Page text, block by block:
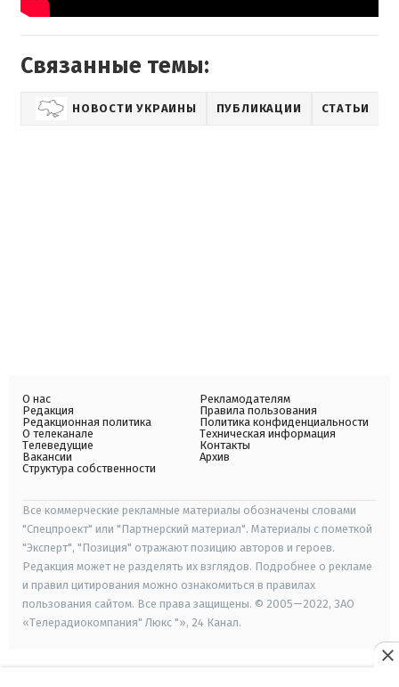
Связанные темы:
НОВОСТИ УКРАИНЫ ПУБЛИКАЦИИ СТАТЬИ
О нас
Редакция
Редакционная политика
О телеканале
Телеведущие
Вакансии
Структура собственности
Рекламодателям
Правила пользования
Политика конфиденциальности
Техническая информация
Контакты
Архив
Все коммерческие рекламные материалы обозначены словами
"Спецпроект" или "Партнерский материал". Материалы с пометкой
"Эксперт", "Позиция" отражают позицию авторов и героев.
Редакция может не разделять их взглядов. Подробнее о рекламе
и правил цитирования можно ознакомиться в правилах
пользования сайтом. Все права защищены. © 2005—2022, ЗАО
«Телерадиокомпания" Люкс "», 24 Канал.